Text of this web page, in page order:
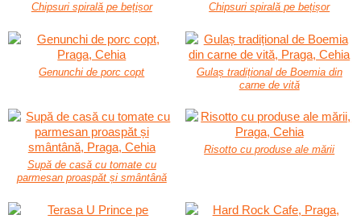
Chipsuri spirală pe bețișor Chipsuri spirală pe bețișor
Genunchi de porc copt
Gulaș tradițional de Boemia din
carne de vită
Supă de casă cu tomate cu
parmesan proaspăt și smântână
Risotto cu produse ale mării